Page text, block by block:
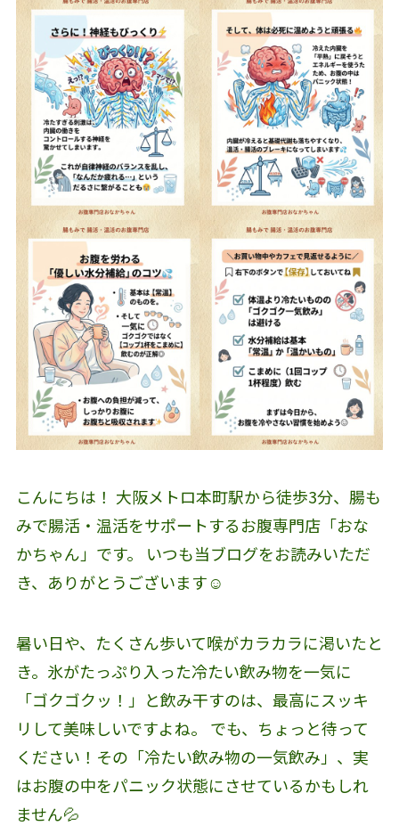
こんにちは！ 大阪メトロ本町駅から徒歩3分、腸も
みで腸活・温活をサポートするお腹専門店「おな
かちゃん」です。 いつも当ブログをお読みいただ
き、ありがとうございます☺️
暑い日や、たくさん歩いて喉がカラカラに渇いたと
き。氷がたっぷり入った冷たい飲み物を一気に
「ゴクゴクッ！」と飲み干すのは、最高にスッキ
リして美味しいですよね。 でも、ちょっと待って
ください！その「冷たい飲み物の一気飲み」、実
はお腹の中をパニック状態にさせているかもしれ
ません💦